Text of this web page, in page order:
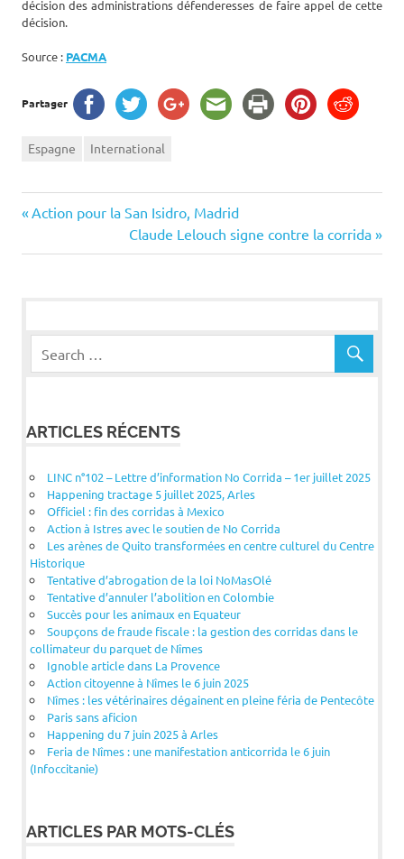
décision des administrations défenderesses de faire appel de cette
décision.
Source : PACMA
Partager
Espagne International
Navigation
de
Previous
Action pour la San Isidro, Madrid
Next
Post:
Claude Lelouch signe contre la corrida
ARTICLES RÉCENTS
LINC n°102 – Lettre d’information No Corrida – 1er juillet 2025
Happening tractage 5 juillet 2025, Arles
Officiel : fin des corridas à Mexico
Action à Istres avec le soutien de No Corrida
Les arènes de Quito transformées en centre culturel du Centre
Historique
Tentative d’abrogation de la loi NoMasOlé
Tentative d’annuler l’abolition en Colombie
Succès pour les animaux en Equateur
Soupçons de fraude fiscale : la gestion des corridas dans le
collimateur du parquet de Nîmes
Ignoble article dans La Provence
Action citoyenne à Nîmes le 6 juin 2025
Nîmes : les vétérinaires dégainent en pleine féria de Pentecôte
Paris sans aficion
Happening du 7 juin 2025 à Arles
Feria de Nîmes : une manifestation anticorrida le 6 juin
(Infoccitanie)
ARTICLES PAR MOTS-CLÉS